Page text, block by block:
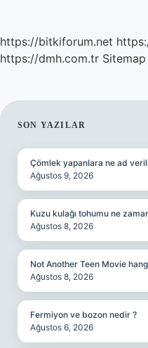
https://bitkiforum.net
https://dmh.com.tr Sitemap
SIDEBAR
SON YAZILAR
Çömlek yapanlara ne ad
Ağustos 9, 2026
Kuzu kulağı tohumu ne
Ağustos 8, 2026
Not Another Teen Movie
Ağustos 8, 2026
Fermiyon ve bozon nedir ?
Ağustos 6, 2026